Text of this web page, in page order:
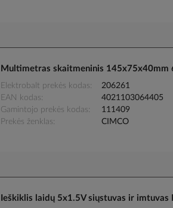
Multimetras skaitmeninis 145x75x40mm
Elektrobalt prekės kodas
206261
EAN kodas
4021103064405
Gamintojo prekės kodas
111409
Prekės ženklas
CIMCO
Ieškiklis laidų 5x1.5V siųstuvas ir imtuvas